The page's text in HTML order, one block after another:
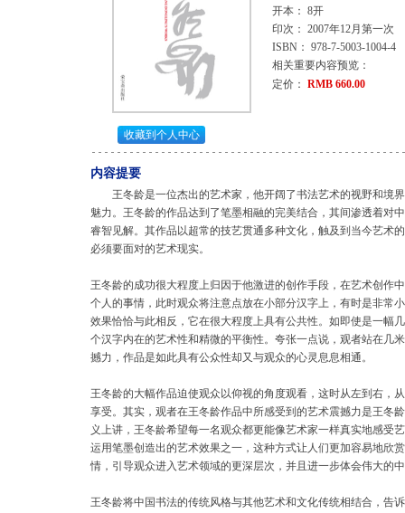
开本： 8开
印次： 2007年12月第一次
ISBN： 978-7-5003-1004-4
相关重要内容预览：
定价： RMB 660.00
收藏到个人中心
内容提要
王冬龄是一位杰出的艺术家，他开阔了书法艺术的视野和境
魅力。王冬龄的作品达到了笔墨相融的完美结合，其间渗透着对
睿智见解。其作品以超常的技艺贯通多种文化，触及到当今艺术
必须要面对的艺术现实。
王冬龄的成功很大程度上归因于他激进的创作手段，在艺术创作
个人的事情，此时观众将注意点放在小部分汉字上，有时是非常
效果恰恰与此相反，它在很大程度上具有公共性。如即使是一幅
个汉字内在的艺术性和精微的平衡性。夸张一点说，观者站在几
撼力，作品是如此具有公众性却又与观众的心灵息息相通。
王冬龄的大幅作品迫使观众以仰视的角度观看，这时从左到右，
享受。其实，观者在王冬龄作品中所感受到的艺术震撼力是王冬
义上讲，王冬龄希望每一名观众都更能像艺术家一样真实地感受
运用笔墨创造出的艺术效果之一，这种方式让人们更加容易地欣
情，引导观众进入艺术领域的更深层次，并且进一步体会伟大的
王冬龄将中国书法的传统风格与其他艺术和文化传统相结合，告